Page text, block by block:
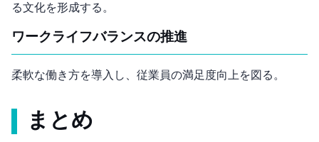
る文化を形成する。
ワークライフバランスの推進
柔軟な働き方を導入し、従業員の満足度向上を図る。
まとめ